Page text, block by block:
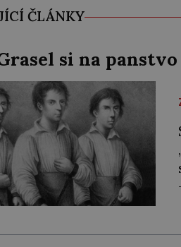
ČLÁNKY
si na